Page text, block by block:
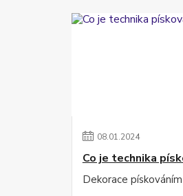
08.01.2024
Co je technika
Dekorace pískováním